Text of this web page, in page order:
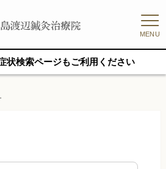
MENU
状検索ページもご利用ください